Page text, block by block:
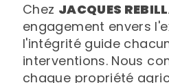
Chez JACQUES
engagement envers
l'intégrité guide
interventions. Nous
chaque propriété